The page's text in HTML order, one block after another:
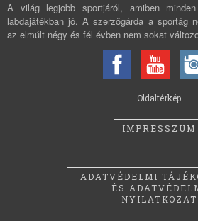
A világ legjobb sportjáról, amiben
labdajátékban jó. A szerzőgárda a sportág
az elmúlt négy és fél évben nem sokat
Oldaltérkép
IMPRESSZUM
ADATVÉDELMI
ÉS
NYILATKOZAT